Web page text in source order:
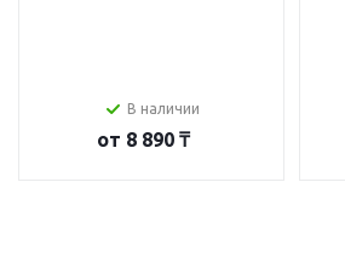
В наличии
от 8 890 ₸